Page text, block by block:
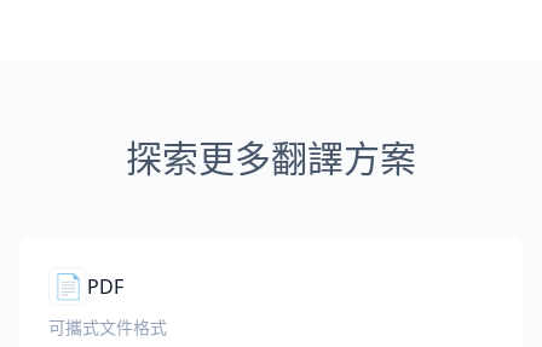
探索更多翻譯方案
📄 PDF
可攜式文件格式